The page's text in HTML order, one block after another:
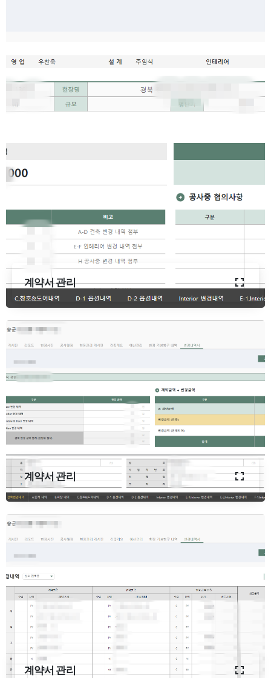
계약서 관리
계약서 관리
계약서 관리